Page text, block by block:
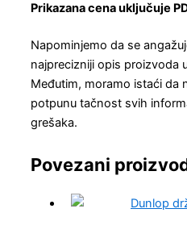
Prikazana cena uključuje
Napominjemo da se
najprecizniji opis proizvoda
Međutim, moramo istaći da
potpunu tačnost svih
grešaka.
Povezani